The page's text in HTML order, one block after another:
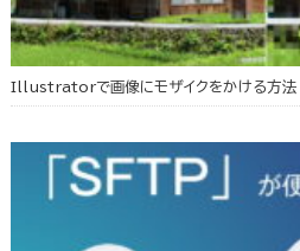
Illustratorで画像にモザイクをかける方法